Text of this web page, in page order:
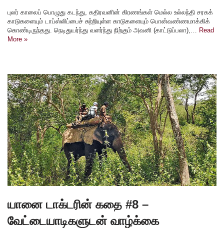
புலர் காலைப் பொழுது கடந்து, கதிரவனின் கிரணங்கள் மெல்ல உல்லந்தி சரகக்
காடுகளையும் டாப்ஸ்லிப்பைச் சுற்றியுள்ள காடுகளையும் பொன்வண்ணமாக்கிக்
கொண்டிருந்தது. நெடிதுயர்ந்து வளர்ந்து நிற்கும் அவனி (காட்டுப்பலா),… Read
More »
யானை டாக்டரின் கதை #8 –
வேட்டையாடிகளுடன் வாழ்க்கை